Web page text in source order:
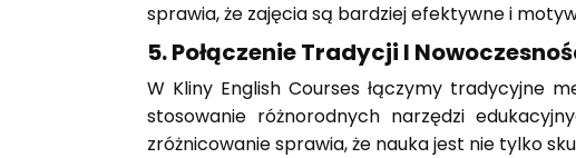
sprawia, że zajęcia są bardziej efektywne i
5.Połączenie Tradycji I
W Kliny English Courses łączymy tradycyjne
stosowanie różnorodnych narzędzi
zróżnicowanie sprawia, że nauka jest nie tylko